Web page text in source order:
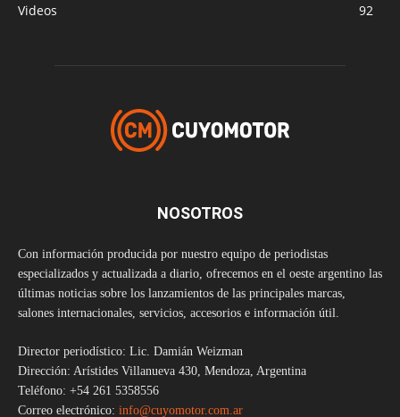
Videos
92
NOSOTROS
Con información producida por nuestro equipo de periodistas
especializados y actualizada a diario, ofrecemos en el oeste argentino las
últimas noticias sobre los lanzamientos de las principales marcas,
salones internacionales, servicios, accesorios e información útil.
Director periodístico: Lic. Damián Weizman
Dirección: Arístides Villanueva 430, Mendoza, Argentina
Teléfono: +54 261 5358556
Correo electrónico: info@cuyomotor.com.ar